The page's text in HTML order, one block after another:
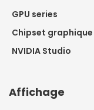
GPU series
Chipset graphique
NVIDIA Studio
Affichage